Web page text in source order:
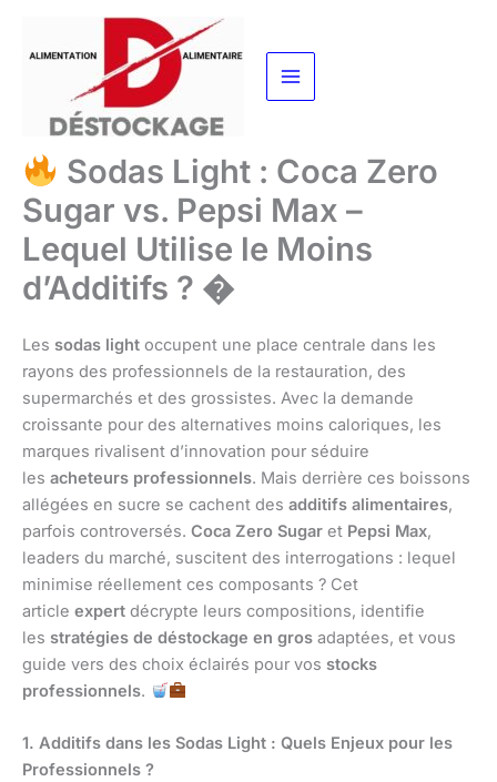
contenu
Sodas Light : Coca Zero
Sugar vs. Pepsi Max –
Lequel Utilise le Moins
d’Additifs ? �
Les sodas light occupent une place centrale dans les
rayons des professionnels de la restauration, des
supermarchés et des grossistes. Avec la demande
croissante pour des alternatives moins caloriques, les
marques rivalisent d’innovation pour séduire
les acheteurs professionnels. Mais derrière ces boissons
allégées en sucre se cachent des additifs alimentaires,
parfois controversés. Coca Zero Sugar et Pepsi Max,
leaders du marché, suscitent des interrogations : lequel
minimise réellement ces composants ? Cet
article expert décrypte leurs compositions, identifie
les stratégies de déstockage en gros adaptées, et vous
guide vers des choix éclairés pour vos stocks
professionnels.
1. Additifs dans les Sodas Light : Quels Enjeux pour les
Professionnels ?